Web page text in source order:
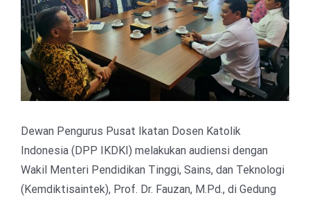
Dewan Pengurus Pusat Ikatan Dosen Katolik
Indonesia (DPP IKDKI) melakukan audiensi dengan
Wakil Menteri Pendidikan Tinggi, Sains, dan Teknologi
(Kemdiktisaintek), Prof. Dr. Fauzan, M.Pd., di Gedung